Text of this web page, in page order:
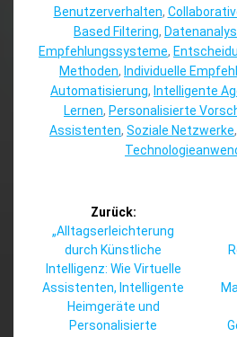
Benutzerverhalten,
Based Filtering,
Empfehlungssysteme,
Methoden, Individuelle
Automatisierung, Intelligente
Lernen, Personalisierte
Assistenten, Soziale Netzwerke,
Beitragsnavigation
Zurück:
Vorheriger
Beitrag:
„Alltagserleichterung
durch Künstliche
Intelligenz: Wie Virtuelle
Assistenten, Intelligente
Heimgeräte und
Personalisierte